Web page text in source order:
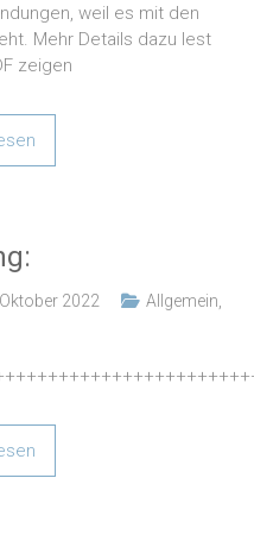
weil es mit den
Mehr Details dazu lest
zeigen
2022 Allgemein